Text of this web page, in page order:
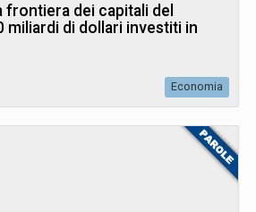
frontiera dei capitali del
miliardi di dollari investiti in
Economia